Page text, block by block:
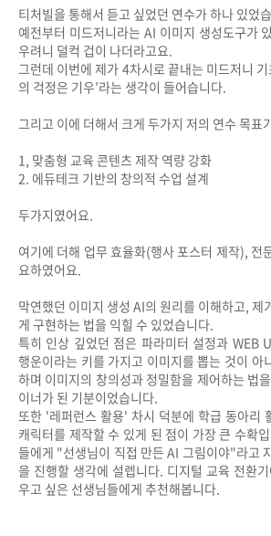
티처빌을 통해서 듣고 싶었던 연수가 하나 있었
예전부터 미드저니라는 AI 이미지 생성도구가
우려니 덜컥 겁이 나더라고요.
그런데 이번에 제가 4차시로 끝내는 미드저니
의 걱정은 기우’라는 생각이 들어습니다.
그리고 이에 더해서 크게 두가지 저의 연수 목표
1, 맞춤형 교육 콘텐츠 제작 역량 강화
2. 에듀테크 기반의 창의적 수업 설계
두가지였어요.
여기에 더해 업무 효율화(행사 포스터 제작), 전
요하였어요.
막연했던 이미지 생성 AI의 원리를 이해하고, 제
게 구현하는 법을 익힐 수 있었습니다.
특히 인상 깊었던 점은 파라미터 설정과 WEB
행운이라는 키를 가지고 이미지를 뽑는 것이 아
하며 이미지의 창의성과 정밀함을 제어하는 법
이너가 된 기분이었습니다.
또한 '레퍼런스 활용' 차시 덕분에 학급 동아리
캐릭터를 제작할 수 있게 된 점이 가장 큰 수확
들에게 "선생님이 직접 만든 AI 그림이야"라고
을 진행할 생각에 설렙니다. 디지털 교육 전환
우고 싶은 선생님들에게 추천해봅니다.